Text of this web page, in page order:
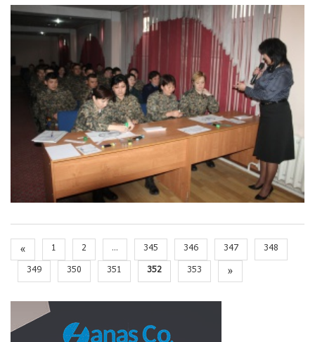
« 1 2 ... 345 346 347
348
349
350 351 352 353 »